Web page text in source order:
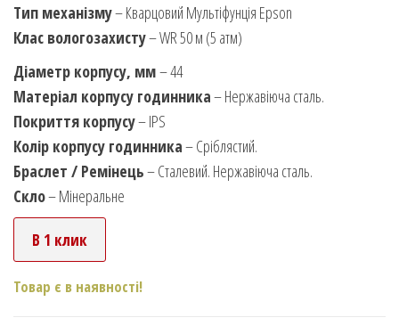
Тип механізму– Кварцовий Мультіфунція Epson
Клас вологозахисту– WR 50 м (5 атм)
Діаметр корпусу, мм– 44
Матеріал корпусу годинника– Нержавіюча сталь.
Покриття корпусу– IPS
Колір корпусу годинника– Сріблястий.
Браслет / Ремінець– Сталевий. Нержавіюча сталь.
Скло– Мінеральне
В 1 клик
Товар є в наявності!